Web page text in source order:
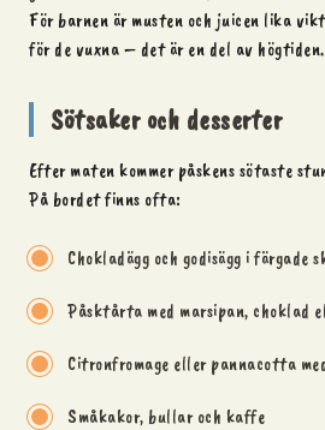
För barnen är musten och juicen lika
för de vuxna – det är en del av högtiden.
Sötsaker och desserter
Efter maten kommer påskens sötaste
På bordet finns ofta:
Chokladägg och godisägg i färgade
Påsktårta med marsipan, choklad
Citronfromage eller pannacotta
Småkakor, bullar och kaffe